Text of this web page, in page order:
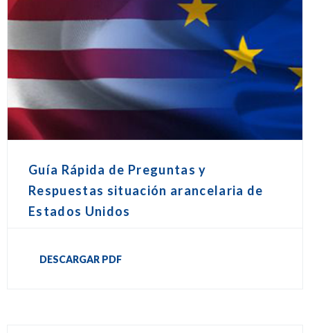
Guía Rápida de Preguntas y
Respuestas situación arancelaria de
Estados Unidos
DESCARGAR PDF